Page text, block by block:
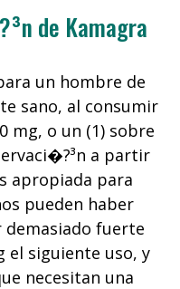
de Kamagra
un hombre de
sano, al consumir
mg, o un (1) sobre
a partir
apropiada para
pueden haber
demasiado fuerte
el siguiente uso, y
necesitan una